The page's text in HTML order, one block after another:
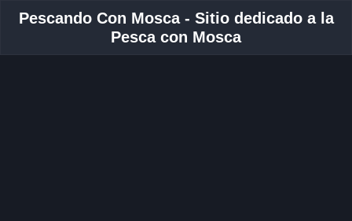
Pescando Con Mosca - Sitio dedicado a la
Pesca con Mosca